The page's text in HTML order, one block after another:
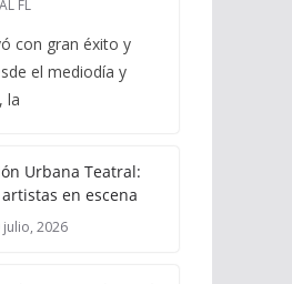
FL
con gran éxito y
el mediodía y
la
Urbana Teatral:
en escena
julio, 2026